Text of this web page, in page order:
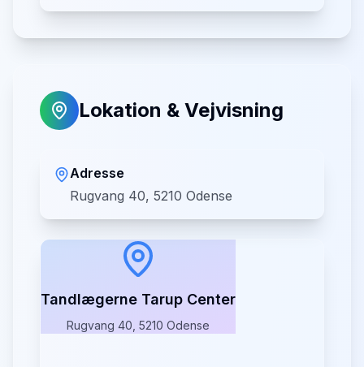
Lokation & Vejvisning
Adresse
Rugvang 40, 5210 Odense
Tandlægerne Tarup Center
Rugvang 40, 5210 Odense